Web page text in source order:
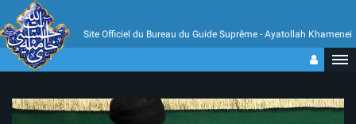
Site Officiel du Bureau du Guide Suprême - Ayatollah Khamenei